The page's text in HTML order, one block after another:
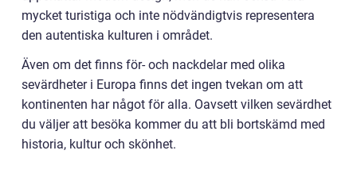
mycket turistiga och inte nödvändigtvis representera
den autentiska kulturen i området.
Även om det finns för- och nackdelar med olika
sevärdheter i Europa finns det ingen tvekan om att
kontinenten har något för alla. Oavsett vilken sevärdhet
du väljer att besöka kommer du att bli bortskämd med
historia, kultur och skönhet.